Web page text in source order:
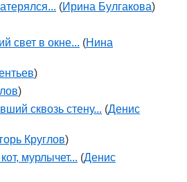
(Ирина Булгакова)
свет в окне... (Нина
)
)
сквозь стену... (Денис
Круглов)
мурлычет... (Денис